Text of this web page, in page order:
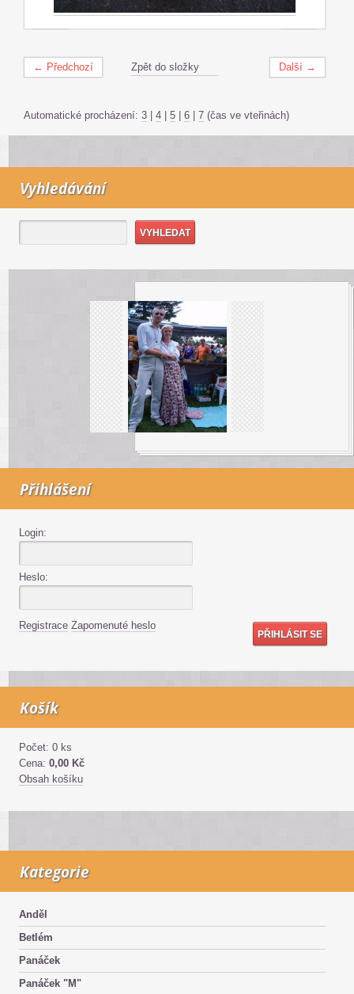
← Předchozí Další →
Zpět do složky
Automatické procházení: 3 | 4 | 5 | 6 | 7 (čas ve vteřinách)
Vyhledávání
Přihlášení
Login:
Heslo:
Registrace Zapomenuté heslo
Košík
Počet: 0 ks
Cena: 0,00 Kč
Obsah košíku
Kategorie
Anděl
Betlém
Panáček
Panáček "M"